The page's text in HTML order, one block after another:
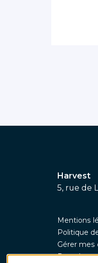
Harvest
5, rue de
Mentions
Politique
Gérer mes
Données